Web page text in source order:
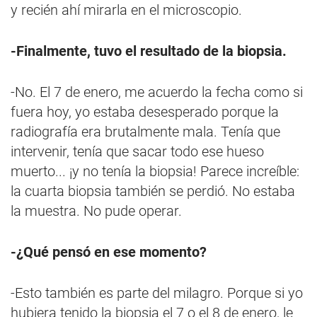
y recién ahí mirarla en el microscopio.
-Finalmente, tuvo el resultado de la biopsia.
-No. El 7 de enero, me acuerdo la fecha como si
fuera hoy, yo estaba desesperado porque la
radiografía era brutalmente mala. Tenía que
intervenir, tenía que sacar todo ese hueso
muerto... ¡y no tenía la biopsia! Parece increíble:
la cuarta biopsia también se perdió. No estaba
la muestra. No pude operar.
-¿Qué pensó en ese momento?
-Esto también es parte del milagro. Porque si yo
hubiera tenido la biopsia el 7 o el 8 de enero, le